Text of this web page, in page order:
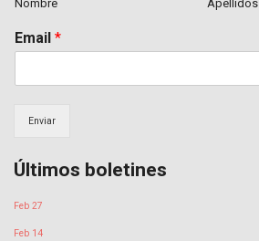
Nombre Apellidos
Email *
Enviar
Últimos boletines
Feb 27
Feb 14